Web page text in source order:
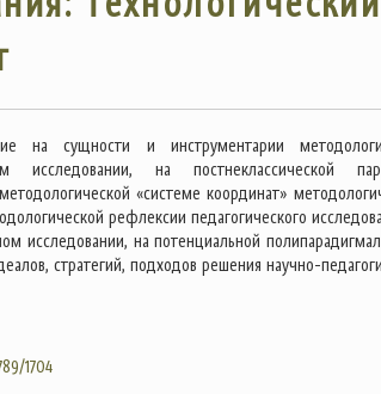
на сущности и инструментарии
исследовании, на постнеклассической
«системе координат»
рефлексии педагогического
исследовании, на потенциальной
стратегий, подходов решения научно-
1704